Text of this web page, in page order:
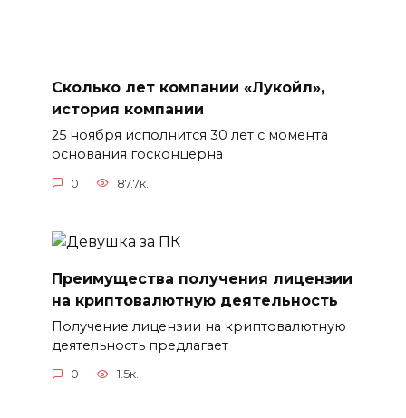
Сколько лет компании «Лукойл»,
история компании
25 ноября исполнится 30 лет с момента
основания госконцерна
0 87.7к.
Преимущества получения лицензии
на криптовалютную деятельность
Получение лицензии на криптовалютную
деятельность предлагает
0 1.5к.